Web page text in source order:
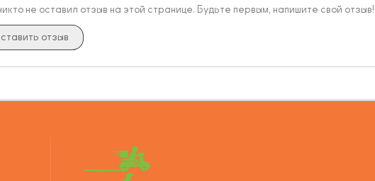
не оставил отзыв на этой странице. Будьте первым, напишите свой отзыв!
отзыв